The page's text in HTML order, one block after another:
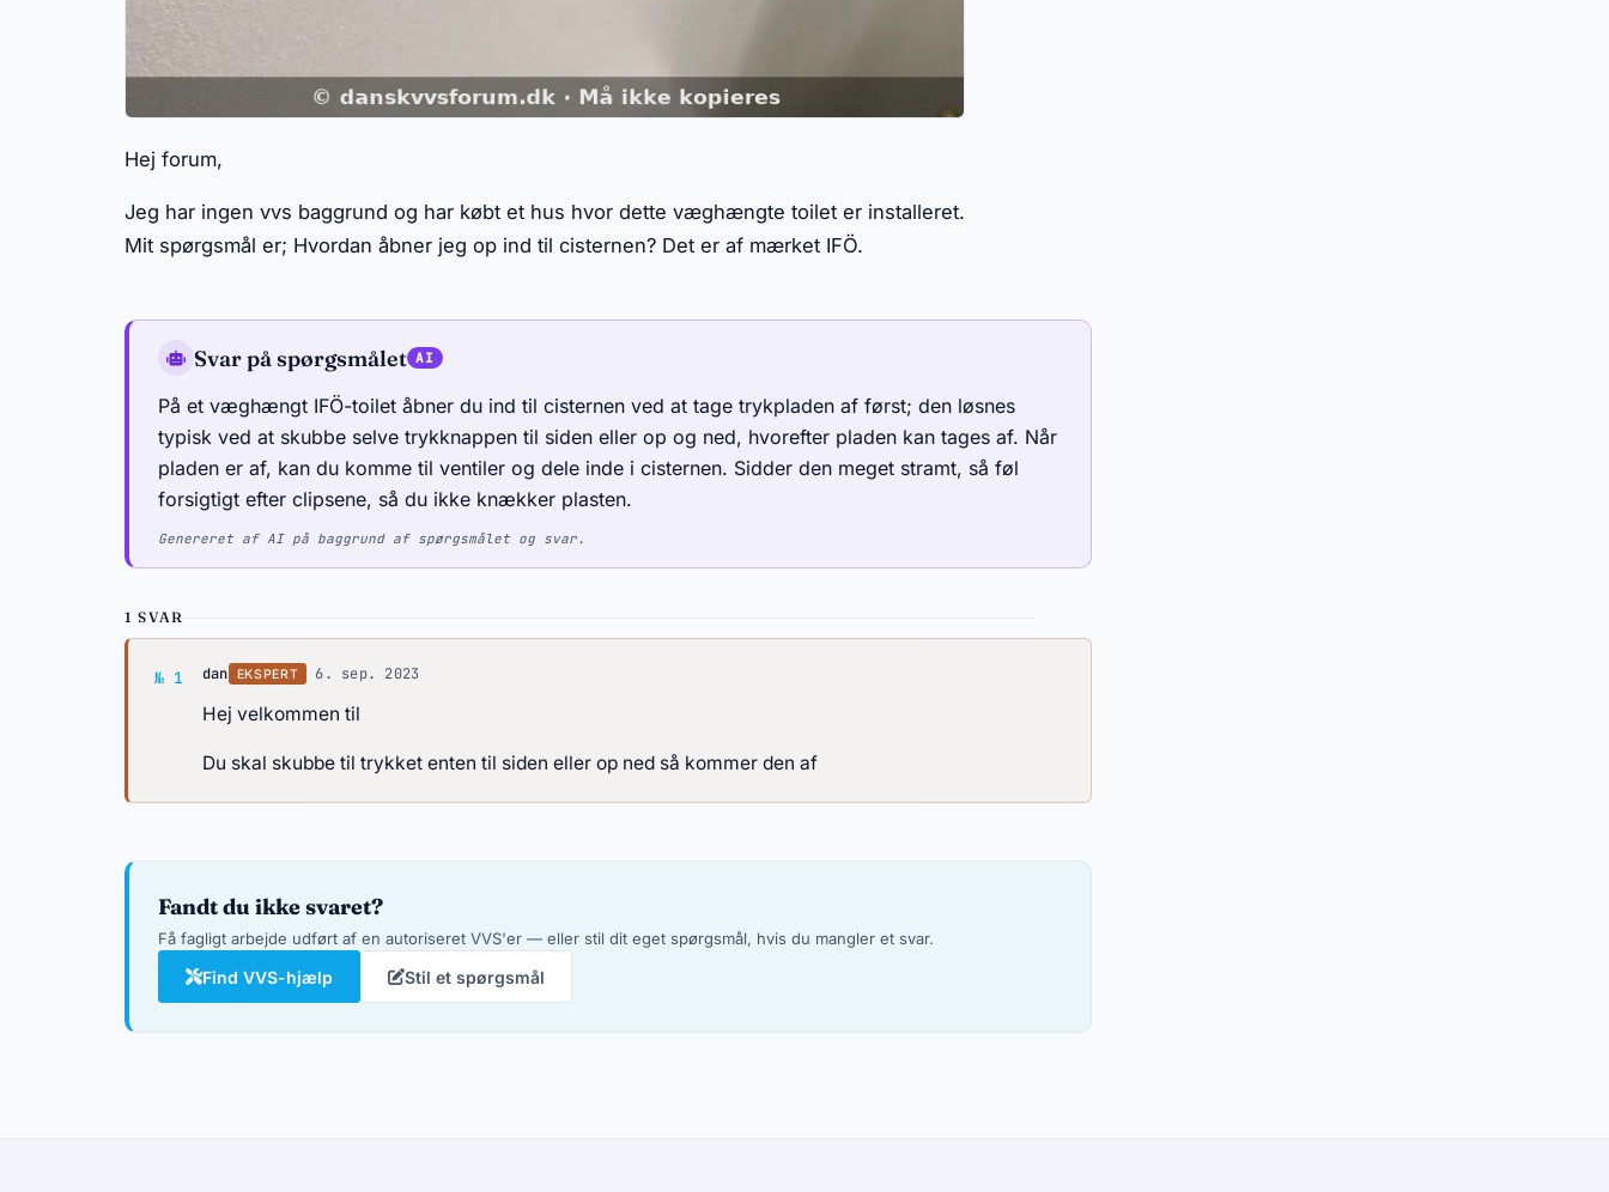
Hej forum,
Jeg har ingen vvs baggrund og har købt et hus hvor dette væghængte toilet er installeret.
Mit spørgsmål er; Hvordan åbner jeg op ind til cisternen? Det er af mærket IFÖ.
Svar på spørgsmålet
På et væghængt IFÖ-toilet åbner du ind til cisternen ved at tage trykpladen af først; den løsnes
typisk ved at skubbe selve trykknappen til siden eller op og ned, hvorefter pladen kan tages af. Når
pladen er af, kan du komme til ventiler og dele inde i cisternen. Sidder den meget stramt, så føl
forsigtigt efter clipsene, så du ikke knækker plasten.
Genereret af AI på baggrund af spørgsmålet og svar.
1 SVAR
№ 1 Svar af dan
dan EKSPERT ·6. sep. 2023
Hej velkommen til
Du skal skubbe til trykket enten til siden eller op ned så kommer den af
Fandt du ikke svaret?
Få fagligt arbejde udført af en autoriseret VVS'er — eller stil dit eget spørgsmål, hvis du mangler et svar.
Find VVS-hjælp Stil et spørgsmål